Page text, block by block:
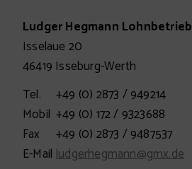
Ludger Hegmann Lohnbetrieb
Isselaue 20
46419 Isseburg-Werth
Tel.
+49 (0) 2873 / 949214
Mobil +49 (0) 172 / 9323688
Fax
+49 (0) 2873 / 9487537
E-Mail ludgerhegmann@gmx.de